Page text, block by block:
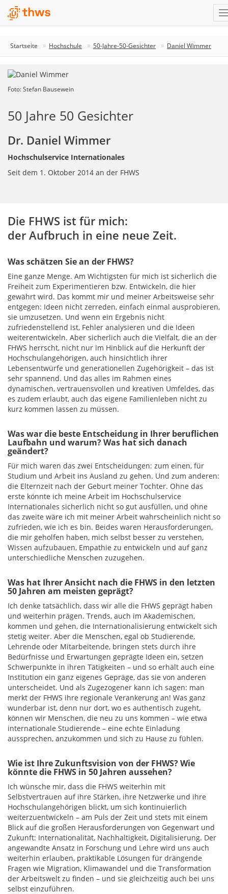
Startseite Hochschule 50-Jahre-50-Gesichter Daniel Wimmer
Foto: Stefan Bausewein
50 Jahre 50 Gesichter
Dr. Daniel Wimmer
Hochschulservice Internationales
Seit dem 1. Oktober 2014 an der FHWS
Die FHWS ist für mich:
der Aufbruch in eine neue Zeit.
Was schätzen Sie an der FHWS?
Eine ganze Menge. Am Wichtigsten für mich ist sicherlich die
Freiheit zum Experimentieren bzw. Entwickeln, die hier
gewährt wird. Das kommt mir und meiner Arbeitsweise sehr
entgegen: Ideen nicht zerreden, einfach einmal ausprobieren,
sie umzusetzen. Und wenn ein Ergebnis nicht
zufriedenstellend ist, Fehler analysieren und die Ideen
weiterentwickeln. Aber sicherlich auch die Vielfalt, die an der
FHWS herrscht, nicht nur im Hinblick auf die Herkunft der
Hochschulangehörigen, auch hinsichtlich ihrer
Lebensentwürfe und generationellen Zugehörigkeit – das ist
sehr spannend. Und das alles im Rahmen eines
dynamischen, vertrauensvollen und kreativen Umfeldes, das
es zudem erlaubt, auch das eigene Familienleben nicht zu
kurz kommen lassen zu müssen.
Was war die beste Entscheidung in Ihrer beruflichen
Laufbahn und warum? Was hat sich danach
geändert?
Für mich waren das zwei Entscheidungen: zum einen, für
Studium und Arbeit ins Ausland zu gehen. Und zum anderen:
die Elternzeit nach der Geburt meiner Tochter. Ohne das
erste könnte ich meine Arbeit im Hochschulservice
Internationales sicherlich nicht so gut ausfüllen, und ohne
das zweite wäre ich mit meiner Arbeit wahrscheinlich nicht so
zufrieden, wie ich es bin. Beides waren Herausforderungen,
die mir geholfen haben, mich selbst besser zu verstehen,
Wissen aufzubauen, Empathie zu entwickeln und auf ganz
unterschiedliche Menschen zuzugehen.
Was hat Ihrer Ansicht nach die FHWS in den letzten
50 Jahren am meisten geprägt?
Ich denke tatsächlich, dass wir alle die FHWS geprägt haben
und weiterhin prägen. Trends, auch im Akademischen,
kommen und gehen, die Internationalisierung entwickelt sich
stetig weiter. Aber die Menschen, egal ob Studierende,
Lehrende oder Mitarbeitende, bringen stets durch ihre
Bedürfnisse und Erwartungen geprägte Ideen ein, setzen
Schwerpunkte in ihren Tätigkeiten – und so erhält auch eine
Institution ein ganz eigenes Gepräge, das sie von anderen
unterscheidet. Und als Zugezogener kann ich sagen: man
merkt der FHWS ihre regionale Verankerung an! Was ganz
wunderbar ist, denn nur dort, wo es authentisch zugeht,
können wir Menschen, die neu zu uns kommen – wie etwa
internationale Studierende – eine echte Einladung
aussprechen, anzukommen und sich zu Hause zu fühlen.
Wie ist Ihre Zukunftsvision von der FHWS? Wie
könnte die FHWS in 50 Jahren aussehen?
Ich wünsche mir, dass die FHWS weiterhin mit
Selbstvertrauen auf ihre Stärken, ihre Netzwerke und ihre
Hochschulangehörigen blickt, um sich kontinuierlich
weiterzuentwickeln – am Puls der Zeit und stets mit einem
Blick auf die großen Herausforderungen von Gegenwart und
Zukunft: Internationalität, Nachhaltigkeit, Digitalisierung. Der
angewandte Ansatz in Forschung und Lehre wird uns auch
weiterhin erlauben, praktikable Lösungen für drängende
Fragen wie Migration, Klimawandel und die Transformation
der Arbeitswelt zu finden – und sie gleichzeitig auch bei uns
selbst einzuführen.